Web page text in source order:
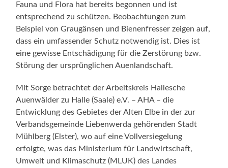
Fauna und Flora hat bereits begonnen und ist
entsprechend zu schützen. Beobachtungen zum
Beispiel von Graugänsen und Bienenfresser zeigen auf,
dass ein umfassender Schutz notwendig ist. Dies ist
eine gewisse Entschädigung für die Zerstörung bzw.
Störung der ursprünglichen Auenlandschaft.
Mit Sorge betrachtet der Arbeitskreis Hallesche
Auenwälder zu Halle (Saale) e.V. – AHA – die
Entwicklung des Gebietes der Alten Elbe in der zur
Verbandsgemeinde Liebenwerda gehörenden Stadt
Mühlberg (Elster), wo auf eine Vollversiegelung
erfolgte, was das Ministerium für Landwirtschaft,
Umwelt und Klimaschutz (MLUK) des Landes